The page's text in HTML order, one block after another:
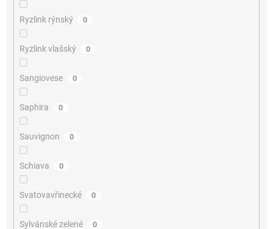
Ryzlink rýnský 0
Ryzlink vlašský 0
Sangiovese 0
Saphira 0
Sauvignon 0
Schiava 0
Svatovavřinecké 0
Sylvánské zelené 0